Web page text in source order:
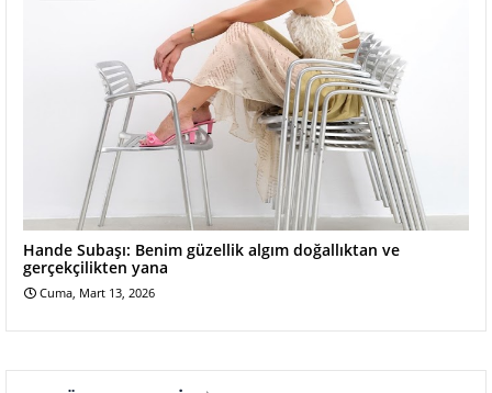
Hande Subaşı: Benim güzellik algım doğallıktan ve
gerçekçilikten yana
Cuma, Mart 13, 2026